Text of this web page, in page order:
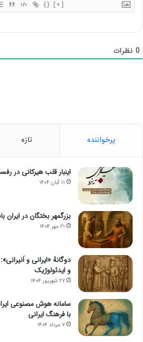
{} [+]
0 نظرات
پرخواننده تازه
اینبار قلب هیرکانی در
۱۱ آبان ۱۴۰۴
بزرگمهر بختگان در ایران
۲۱ مهر ۱۴۰۴
دوگانهٔ «ایرانی و
و ایدئولوژیک
۲۷ شهریور ۱۴۰۴
سامانه هوش مصنوعی
با فرهنگ ایرانی
۷ مرداد ۱۴۰۴